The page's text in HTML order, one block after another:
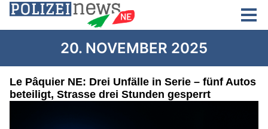
20. NOVEMBER 2025
Le Pâquier NE: Drei Unfälle in Serie – fünf Autos
beteiligt, Strasse drei Stunden gesperrt